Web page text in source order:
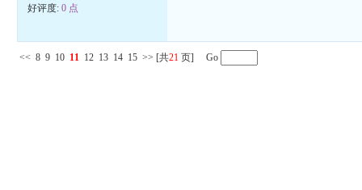
好评度:0 点
<< 8 9 10 11 12 13 14 15 >> [共21 页] Go